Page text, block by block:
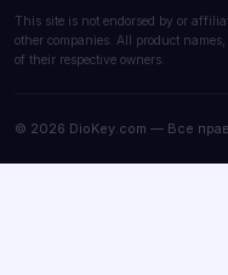
This site is not endorsed by or
other companies. All product
of their respective owners.
© 2026 DioKey.com — Все